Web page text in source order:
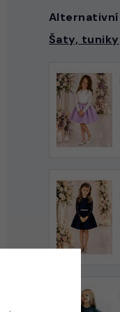
Šaty, tuniky